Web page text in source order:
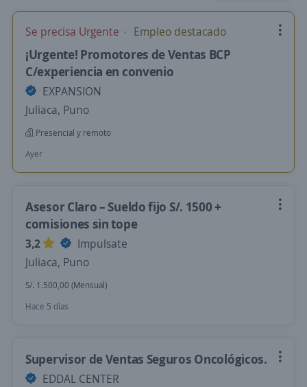
Se precisa Urgente Empleo destacado
¡Urgente! Promotores de Ventas BCP
C/experiencia en convenio
EXPANSION
Juliaca, Puno
Presencial y remoto
Ayer
Asesor Claro – Sueldo fijo S/. 1500 +
comisiones sin tope
3,2
Impulsate
Juliaca, Puno
S/. 1.500,00 (Mensual)
Hace 5 días
Supervisor de Ventas Seguros Oncológicos.
EDDAL CENTER